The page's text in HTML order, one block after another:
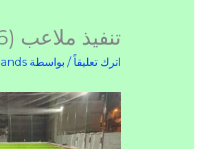
تنفيذ ملاعب (6)
اترك تعليقاً / بواسطة lands